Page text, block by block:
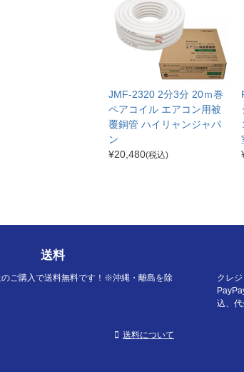
JMF-2320 2分3分 20ｍ巻
ペアコイル エアコン用被
覆銅管 ハイリャンジャパ
ン
¥20,480(税込)
送料
ご購入で送料無料です！※沖縄・離島を除
送料について
クレ
込、代